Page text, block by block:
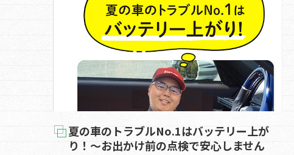
夏の車のトラブルNo.1はバッテリー上が
り！～お出かけ前の点検で安心しません